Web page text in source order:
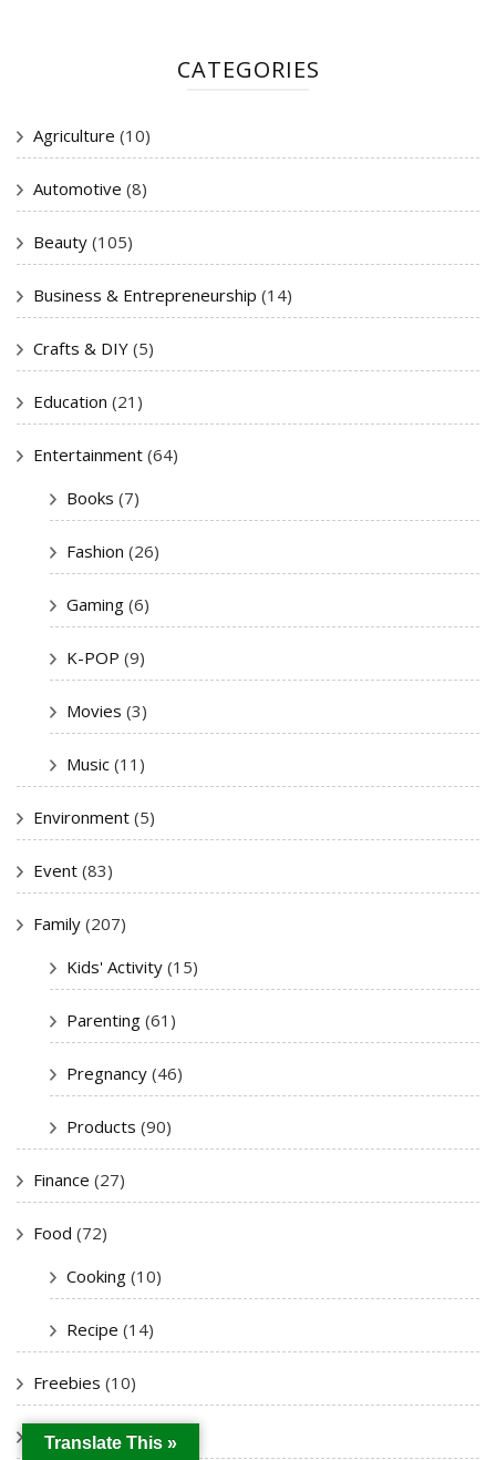
CATEGORIES
Agriculture (10)
Automotive (8)
Beauty (105)
Business & Entrepreneurship (14)
Crafts & DIY (5)
Education (21)
Entertainment (64)
Books (7)
Fashion (26)
Gaming (6)
K-POP (9)
Movies (3)
Music (11)
Environment (5)
Event (83)
Family (207)
Kids' Activity (15)
Parenting (61)
Pregnancy (46)
Products (90)
Finance (27)
Food (72)
Cooking (10)
Recipe (14)
Freebies (10)
Giveaway(5)
Translate This »